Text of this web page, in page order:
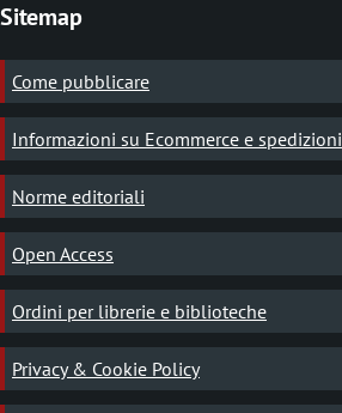
Sitemap
Come pubblicare
Informazioni su Ecommerce e spedizioni
Norme editoriali
Open Access
Ordini per librerie e biblioteche
Privacy & Cookie Policy